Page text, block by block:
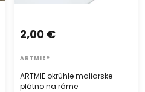
ARTMIE okrúhle maliarske
plátno na ráme
2,00 €
ARTMIE®